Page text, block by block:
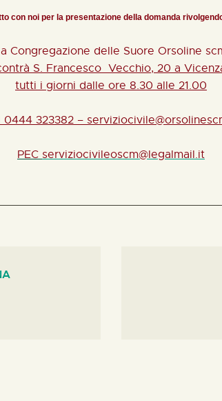
con noi per la presentazione della domanda
Congregazione delle Suore Orsoline
S. Francesco Vecchio, 20 a
tutti i giorni dalle ore 8.30 alle 21.00
0444 323382 –
PEC serviziocivileoscm@legalmail.it